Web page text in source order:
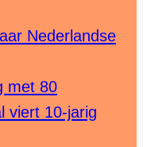
Nederlandse
met 80
viert 10-jarig